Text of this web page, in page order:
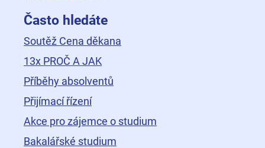
Často hledáte
Soutěž Cena děkana
13x PROČ A JAK
Příběhy absolventů
Přijímací řízení
Akce pro zájemce o studium
Bakalářské studium